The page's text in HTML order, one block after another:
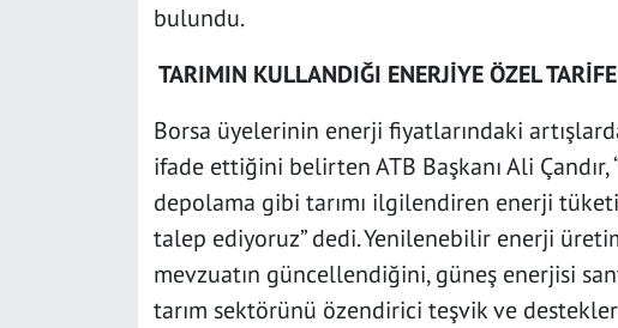
bulundu.
TARIMIN KULLANDIĞI ENERJİYE ÖZEL
Borsa üyelerinin enerji fiyatlarındaki
ifade ettiğini belirten ATB Başkanı Ali Çandır,
depolama gibi tarımı ilgilendiren enerji
talep ediyoruz” dedi. Yenilenebilir enerji
mevzuatın güncellendiğini, güneş enerjisi
tarım sektörünü özendirici teşvik ve